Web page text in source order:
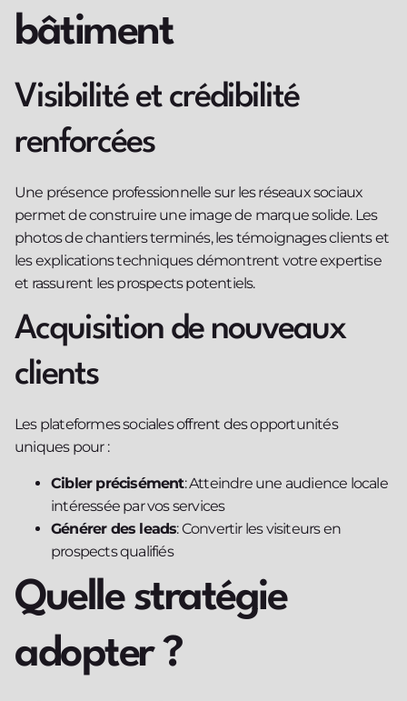
bâtiment
Visibilité et crédibilité
renforcées
Une présence professionnelle sur les réseaux sociaux
permet de construire une image de marque solide. Les
photos de chantiers terminés, les témoignages clients et
les explications techniques démontrent votre expertise
et rassurent les prospects potentiels.
Acquisition de nouveaux
clients
Les plateformes sociales offrent des opportunités
uniques pour :
Cibler précisément: Atteindre une audience locale
intéressée par vos services
Générer des leads: Convertir les visiteurs en
prospects qualifiés
Quelle stratégie
adopter ?